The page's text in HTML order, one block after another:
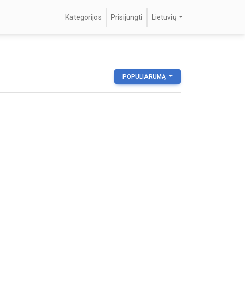
Kategorijos Prisijungti Lietuvių
POPULIARUMĄ